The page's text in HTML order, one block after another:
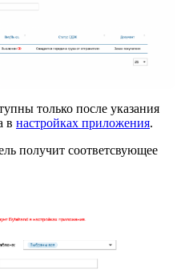
только после указания
в настройках приложения.
получит соответсвующее